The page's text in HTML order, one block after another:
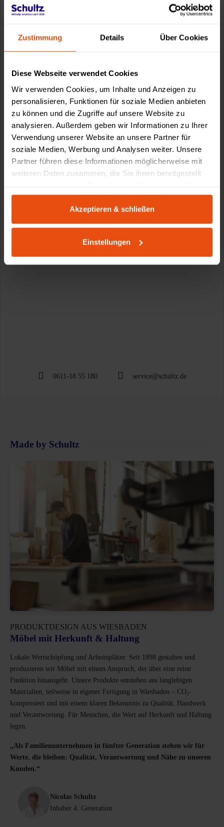
Zustimmung Details Über Cookies
Diese Webseite verwendet Cookies
Wir verwenden Cookies, um Inhalte und Anzeigen zu
personalisieren, Funktionen für soziale Medien anbieten
zu können und die Zugriffe auf unsere Website zu
analysieren. Außerdem geben wir Informationen zu Ihrer
Verwendung unserer Website an unsere Partner für
soziale Medien, Werbung und Analysen weiter. Unsere
Partner führen diese Informationen möglicherweise mit
weiteren Daten zusammen, die Sie ihnen bereitgestellt
gesammelt haben.
Akzeptieren & schließen
Einstellungen
0611-18 55 180 service@schultz.de
Made by Schultz
PRODUKTDESIGN AUS WIESBADEN
Möbel mit Herkunft & Haltung
Lokale Wertschöpfung und Arbeitsplätze: Seit 1898 gestalten und
produzieren wir Möbel mit einem Anspruch, der über eine reine
Funktion hinausgeht. Unsere Produkte entstehen aus langlebigen
Materialien, teilweise in eigener Fertigung in Wiesbaden – CO₂-
kompensiert und mit einem klaren Bekenntnis zu Qualität, Handwerk
und Verantwortung. Für Menschen, die Wert auf Herkunft und Haltung
legen.
„Als Familienunternehmen in fünfter Generation stehen wir für
Werte, die bleiben: Qualität, Verantwortung und Nähe zu unseren
Kunden.“
Nicolas Schultz
Inhaber 4. Generation